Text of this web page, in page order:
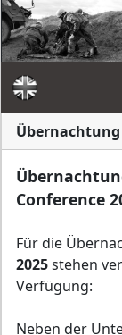
Übernachtung
Conference
Für die
2025stehen
Verfügung:
Neben der